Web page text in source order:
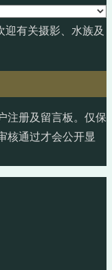
迎有关摄影、水族及
注册及留言板。仅保
核通过才会公开显